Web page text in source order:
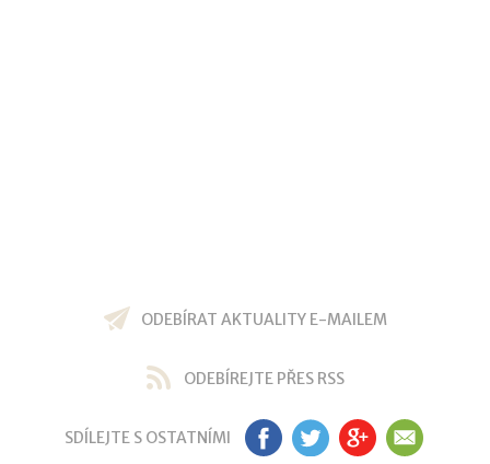
ODEBÍRAT AKTUALITY E-MAILEM
ODEBÍREJTE PŘES RSS
SDÍLEJTE S OSTATNÍMI FB TW GP EM